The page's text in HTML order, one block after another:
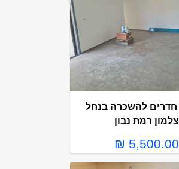
דירת 5 חדרים להשכרה בנחל
צלמון רמת נבון
5,500.00 ₪